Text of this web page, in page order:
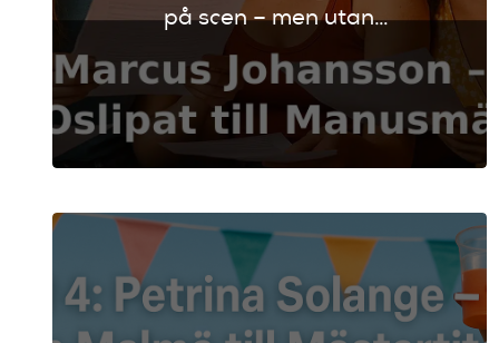
på scen – men utan
Marcus Johansson hade
svensk standup låtit
annorlunda. Som
medgrundare till Oslipat,
manusförfattare,
motor bakom allt från
scenhumor till tv-format,
har han byggt broar
mellan klubben, publiken